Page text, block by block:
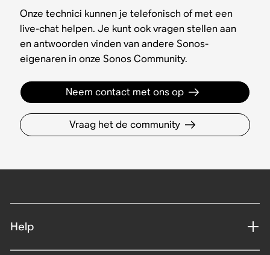
Onze technici kunnen je telefonisch of met een
live-chat helpen. Je kunt ook vragen stellen aan
en antwoorden vinden van andere Sonos-
eigenaren in onze Sonos Community.
Neem contact met ons op
Vraag het de community
Help